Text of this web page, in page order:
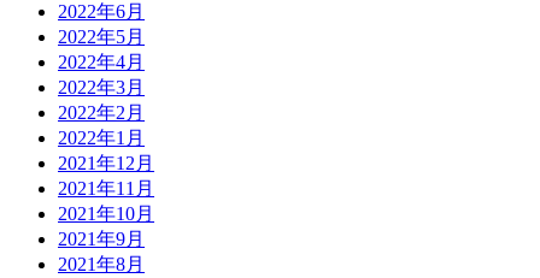
2022年6月
2022年5月
2022年4月
2022年3月
2022年2月
2022年1月
2021年12月
2021年11月
2021年10月
2021年9月
2021年8月